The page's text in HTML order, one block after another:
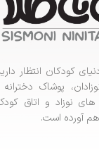
کودکان انتظار
پوشاک
نوزاد و اتاق
آورده است.